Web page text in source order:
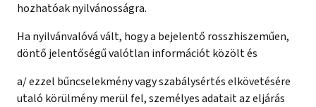
hozhatóak nyilvánosságra.
Ha nyilvánvalóvá vált, hogy a bejelentő rosszhiszeműen,
döntő jelentőségű valótlan információt közölt és
a/ ezzel bűncselekmény vagy szabálysértés elkövetésére
utaló körülmény merül fel, személyes adatait az eljárás